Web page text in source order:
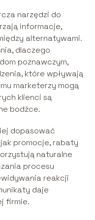
narzędzi do
informacje,
alternatywami.
dlaczego
poznawczym,
które wpływają
marketerzy mogą
klienci są
bodźce.
dopasować
promocje, rabaty
naturalne
procesu
reakcji
daje
firmie.